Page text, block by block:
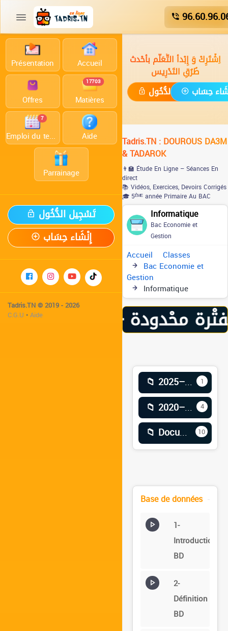
Présentation Accueil
Offres Matières
17703
Emploi du temps
7
Aide
Parrainage
تَسْجِيل الدُّخُول
إِنْشَاء حِسَاب
Tadris.TN © 2019 - 2026
C.G.U •Aide
اِشْتَرِكْ وَ إِبْدأ التَّعَلُّم بأحْدث
طُرُقِ التَدْرِيس
تَسْجِيل الدُّخُولحِسَاب
Tadris.TN : DOUROUS DA3M
& TADAROK
👨‍🏫 Étude En Ligne – Séances En
direct
📚 Vidéos, Exercices, Devoirs Corrigés
🎓 5ᴱ̀ᴹᴱ année Primaire Au BAC
Informatique
Bac Economie et
Gestion
Accueil Classes
Bac Economie et
Gestion
Informatique
1
📁 2025–2026
4
📁 2020–2021
10
📁 Documents
Base de données
1-
Introduction
BD
2-
Définition
BD